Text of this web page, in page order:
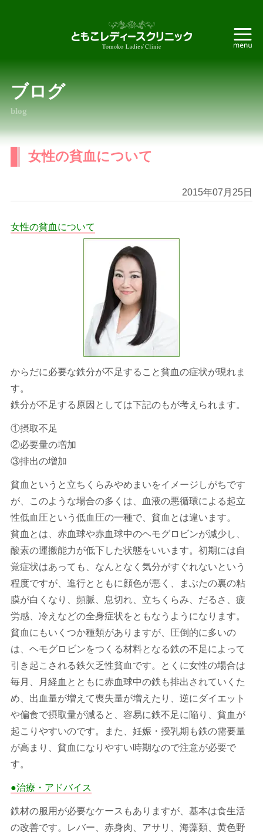
ブログ
blog
女性の貧血について
2015年07月25日
女性の貧血について
からだに必要な鉄分が不足すること貧血の症状が現れま
す。
鉄分が不足する原因としては下記のもが考えられます。
①摂取不足
②必要量の増加
③排出の増加
貧血というと立ちくらみやめまいをイメージしがちです
が、このような場合の多くは、血液の悪循環による起立
性低血圧という低血圧の一種で、貧血とは違います。
貧血とは、赤血球や赤血球中のヘモグロビンが減少し、
酸素の運搬能力が低下した状態をいいます。初期には自
覚症状はあっても、なんとなく気分がすぐれないという
程度ですが、進行とともに顔色が悪く、まぶたの裏の粘
膜が白くなり、頻脈、息切れ、立ちくらみ、だるさ、疲
労感、冷えなどの全身症状をともなうようになります。
貧血にもいくつか種類がありますが、圧倒的に多いの
は、ヘモグロビンをつくる材料となる鉄の不足によって
引き起こされる鉄欠乏性貧血です。とくに女性の場合は
毎月、月経血とともに赤血球中の鉄も排出されていくた
め、出血量が増えて喪失量が増えたり、逆にダイエット
や偏食で摂取量が減ると、容易に鉄不足に陥り、貧血が
起こりやすいのです。また、妊娠・授乳期も鉄の需要量
が高まり、貧血になりやすい時期なので注意が必要で
す。
●治療・アドバイス
鉄材の服用が必要なケースもありますが、基本は食生活
の改善です。レバー、赤身肉、アサリ、海藻類、黄色野